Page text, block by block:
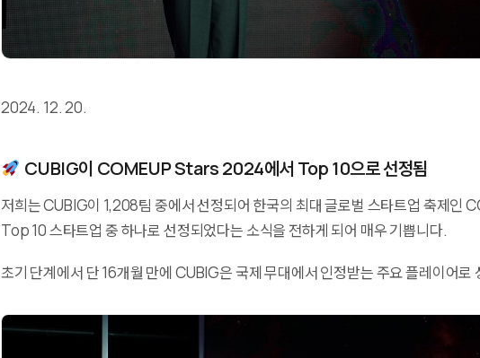
2024. 12. 20.
CUBIG이 COMEUP Stars 2024에서 Top 10으로 선정됨
저희는 CUBIG이 1,208팀 중에서 선정되어 한국의 최대 글로벌 스타트업 축제인
Top 10 스타트업 중 하나로 선정되었다는 소식을 전하게 되어 매우 기쁩니다.
초기 단계에서 단 16개월 만에 CUBIG은 국제 무대에서 인정받는 주요 플레이어로